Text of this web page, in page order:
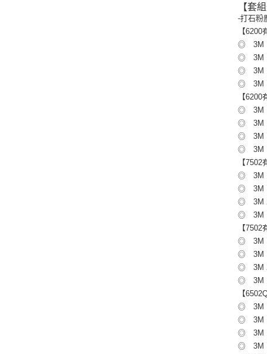
【套
-打石粉
【
◎ 3M
◎ 3M
◎ 3M
◎ 3M
【
◎ 3M
◎ 3M
◎ 3M
◎ 3M
【
◎ 3M
◎ 3M
◎ 3M
◎ 3M
【
◎ 3M
◎ 3M
◎ 3M
◎ 3M
【
◎ 3M
◎ 3M
◎ 3M
◎ 3M